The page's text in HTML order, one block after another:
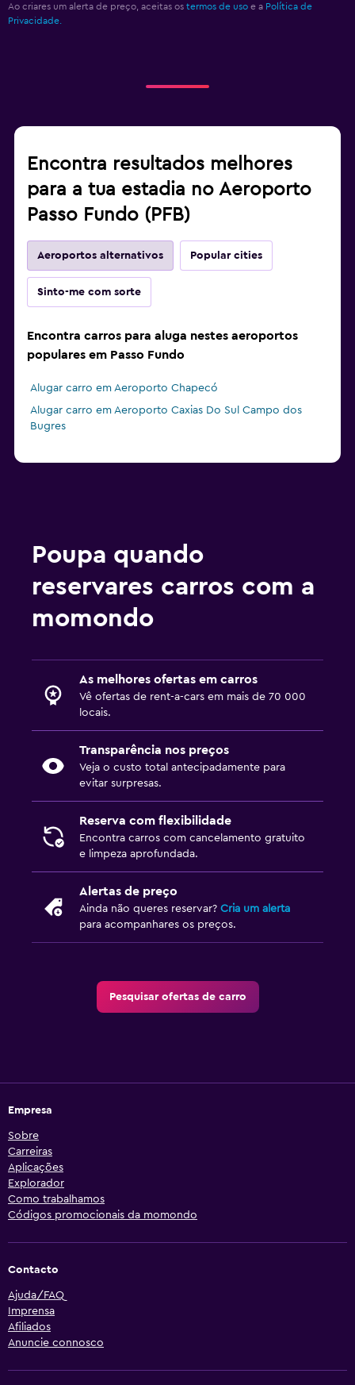
Ao criares um alerta de preço, aceitas os termos de uso e a Política de
Privacidade.
Encontra resultados melhores
para a tua estadia no Aeroporto
Passo Fundo (PFB)
Aeroportos alternativos Popular cities
Sinto-me com sorte
Encontra carros para aluga nestes aeroportos
populares em Passo Fundo
Alugar carro em Aeroporto Chapecó
Alugar carro em Aeroporto Caxias Do Sul Campo dos
Bugres
Poupa quando
reservares carros com a
momondo
As melhores ofertas em carros
Vê ofertas de rent-a-cars em mais de 70 000
locais.
Transparência nos preços
Veja o custo total antecipadamente para
evitar surpresas.
Reserva com flexibilidade
Encontra carros com cancelamento gratuito
e limpeza aprofundada.
Alertas de preço
Ainda não queres reservar? Cria um alerta
para acompanhares os preços.
Pesquisar ofertas de carro
Empresa
Sobre
Carreiras
Aplicações
Explorador
Como trabalhamos
Códigos promocionais da momondo
Contacto
Ajuda/FAQ
Imprensa
Afiliados
Anuncie connosco